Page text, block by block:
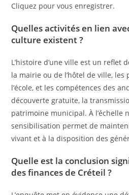
Cliquez pour vous enregistrer.
Quelles activités en lien
culture existent ?
L’histoire d’une ville est un reflet
la mairie ou de l’hôtel de ville, les
l’école, et les compétences des
découverte gratuite, la
patrimoine municipal. À l’échelle
sensibilisation permet de
vivant et à la disposition des
Quelle est la conclusion
des finances de Créteil ?